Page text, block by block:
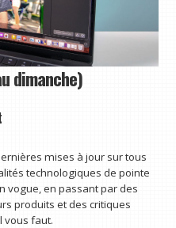
dimanche)
mises à jour sur tous
technologiques de pointe
vogue, en passant par des
produits et des critiques
vous faut.